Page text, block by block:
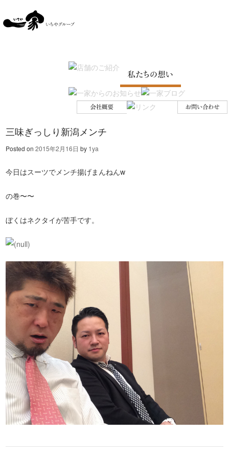
Menu
SKIP TO CONTENT
三味ぎっしり新潟メンチ
Posted on2015年2月16日 by 1ya
今日はスーツでメンチ揚げまんねんw
の巻〜〜
ぼくはネクタイが苦手です。